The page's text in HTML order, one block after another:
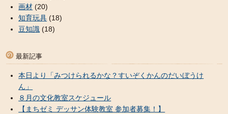
画材 (20)
知育玩具 (18)
豆知識 (18)
最新記事
本日より「みつけられるかな？すいぞくかんのだいぼうけ
ん」
８月の文化教室スケジュール
【まちゼミ デッサン体験教室 参加者募集！】